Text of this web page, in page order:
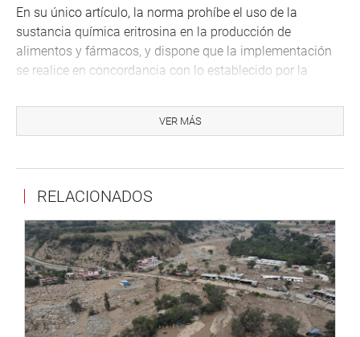
En su único artículo, la norma prohíbe el uso de la
sustancia química eritrosina en la producción de
alimentos y fármacos, y dispone que la implementación
se realice en concordancia con lo establecido por la
Alimentaria (DIGESA) y la Dirección General de
Medicamentos, Insumos y Drogas (DIGEMID), ambas del
consumidores y en protección de la salud pública. No
podemos permitir que sustancias con indicios razonables
de causar daño sigan en circulación. Actuamos con
responsabilidad, anticipándonos a un riesgo que el
mundo ya está reconociendo”, expresó la presidenta de
CODECO, congresista Katy Ugarte.
El congresista Wilson Soto (AP) y el congresista Guido
VER MÁS
RELACIONADOS